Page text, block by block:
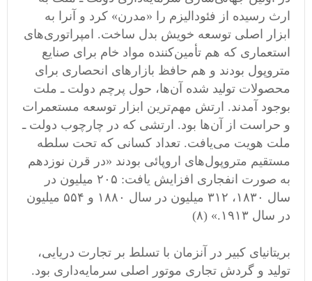
ارث رسیده از فئودالیزم را «مدرن» کرد و آنرا به
ابزار اصلی توسعه خویش بدل ساخت. امپراتوری‌های
استعماری که هم تأمین‌کننده مواد خام برای صنایع
متروپول بودند و هم حافظ بازار‌های انحصاری برای
محصولات تولید شده آن‌ها، حول پرچم دولت ـ ملت
بوجود آمدند. ارتش مهم‌ترین ابزار توسعه مستعمرات
و حراست از آن‌ها بود. ارتشی که در چارچوب دولت ـ
ملت هویت می‌یافت. تعداد کسانی که تحت سلطه
مستقیم متروپول‌های اروپائی بودند «در قرن نوزدهم
به صورت انفجاری افزایش یافت: ۲۰۵ میلیون در
سال ۱۸۳۰، ۳۱۲ میلیون در سال ۱۸۸۰ و ۵۵۴ میلیون
در سال ۱۹۱۳.» (۸)
بریتانیای کبیر در آنزمان با تسلط بر تجارت دریایی،
تولید و گردش تجاری موتور اصلی سرمایه‌داری بود.